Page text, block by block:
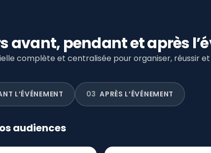
avant, pendant et après
complète et centralisée pour organiser, réussir
L’ÉVÉNEMENT 03 APRÈS L’ÉVÉNEMENT
audiences